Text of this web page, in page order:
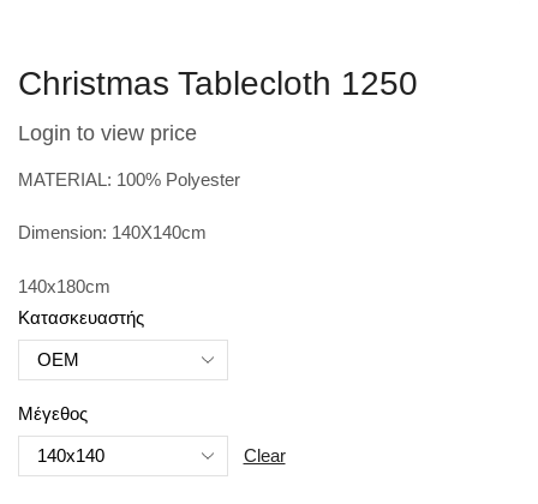
Christmas Tablecloth 1250
Login to view price
MATERIAL: 100% Polyester
Dimension: 140X140cm
140x180cm
Κατασκευαστής
Μέγεθος
Clear